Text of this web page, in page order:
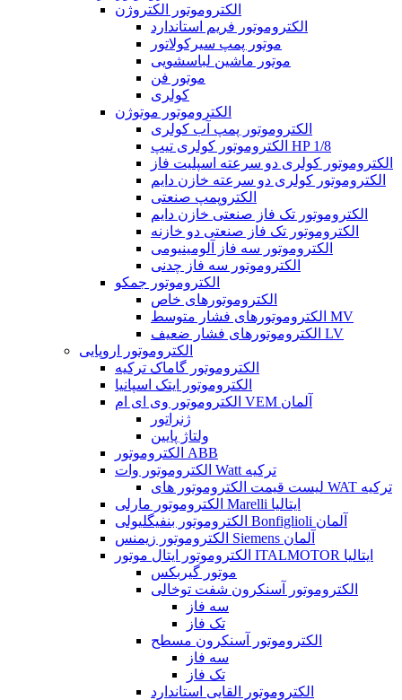
الکتروموتور الکتروژن
الکتروموتور فریم استاندارد
موتور پمپ سیرکولاتور
موتور ماشین لباسشویی
موتور فن
کولری
الکتروموتور موتوژن
الکتروموتور پمپ آب کولری
الکتروموتور کولری تیپ HP 1/8
الکتروموتور کولری دو سرعته اسپلیت فاز
الکتروموتور کولری دو سرعته خازن دایم
الکتروپمپ صنعتی
الکتروموتور تک فاز صنعتی خازن دایم
الکتروموتور تک فاز صنعتی دو خازنه
الکتروموتور سه فاز آلومینیومی
الکتروموتور سه فاز چدنی
الکتروموتور جمکو
الکتروموتورهای خاص
الکتروموتورهای فشار متوسط MV
الکتروموتورهای فشار ضعیف LV
الکتروموتور اروپایی
الکتروموتور گاماک ترکیه
الکتروموتور ایتک اسپانیا
الکتروموتور وی ای ام VEM آلمان
ژنراتور
ولتاژ پایین
الکتروموتور ABB
الکتروموتور وات Watt ترکیه
لیست قیمت الکتروموتور های WAT ترکیه
الکتروموتور مارلی Marelli ایتالیا
الکتروموتور بنفیگلیولی Bonfiglioli آلمان
الکتروموتور زیمنس Siemens آلمان
الکتروموتور ایتال موتور ITALMOTOR ایتالیا
موتور گیربکس
الکتروموتور آسنکرون شفت توخالی
سه فاز
تک فاز
الکتروموتور آسنکرون مسطح
سه فاز
تک فاز
الکتروموتور القایی استاندارد